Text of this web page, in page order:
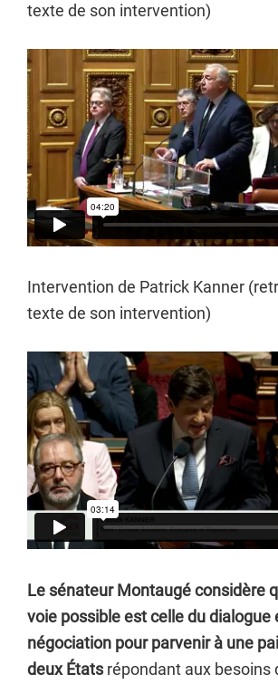
texte de son intervention)
Intervention de Patrick Kanner
texte de son intervention)
Le sénateur Montaugé considère
voie possible est celle du dialogue
négociation pour parvenir à une
deux États répondant aux besoins